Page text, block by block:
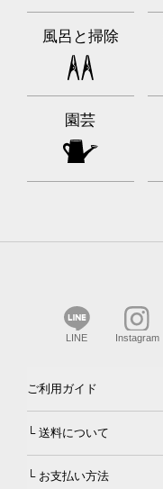
風呂と掃除
園芸
LINE Instagram
ご利用ガイド
└ 送料について
└ お支払い方法